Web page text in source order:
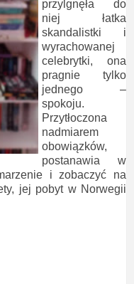
przylgnęła do
niej łatka
skandalistki i
wyrachowanej
celebrytki, ona
pragnie tylko
jednego –
spokoju.
Przytłoczona
nadmiarem
obowiązków,
postanawia w
i zobaczyć na
jej pobyt w Norwegii